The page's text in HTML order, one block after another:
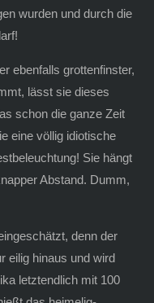
wurden und durch die
ebenfalls grottenfinster,
lässt sie dieses
schon die ganze Zeit
eine völlig idiotische
Sie hängt
Abstand. Dumm,
denn der
eilig hinaus und wird
letztendlich mit 100